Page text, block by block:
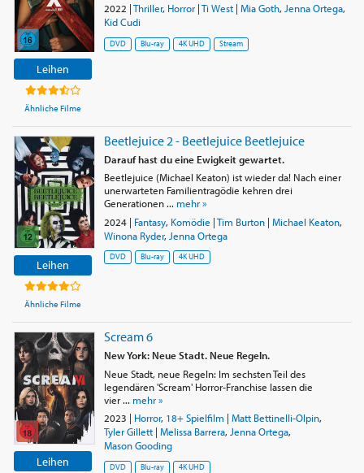
Leihen
Ähnliche Filme
2022 |Thriller, Horror|Ti West| Mia Goth, Jenna Ortega,
Kid Cudi
DVD Blu-ray 4K UHD Stream
Leihen
Ähnliche Filme
Beetlejuice 2 - Beetlejuice Beetlejuice
Darauf hast du eine Ewigkeit gewartet.
Beetlejuice (Michael Keaton) ist wieder da! Nach einer
unerwarteten Familientragödie kehren drei
Generationen ... mehr »
2024| Fantasy, Komödie |Tim Burton| Michael Keaton,
Winona Ryder, Jenna Ortega
DVD Blu-ray 4K UHD
Leihen
Scream 6
New York: Neue Stadt. Neue Regeln.
Neue Stadt, neue Regeln: Im sechsten Teil des
legendären 'Scream' Horror-Franchise lassen die
vier ... mehr »
2023 | Horror, 18+ Spielfilm | Matt Bettinelli-Olpin,
Tyler Gillett| Melissa Barrera, Jenna Ortega,
Mason Gooding
DVD Blu-ray 4K UHD